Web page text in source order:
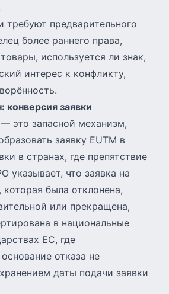
требуют предварительного
более раннего права,
используется ли знак,
интерес к конфликту,
конверсия заявки
это запасной механизм,
заявку EUTM в
в странах, где препятствие
указывает, что заявка на
была отклонена,
или прекращена,
в национальные
ЕС, где
отказа не
даты подачи заявки